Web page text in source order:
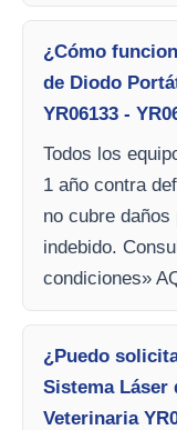
¿Cómo
de Diodo
YR06133 -
Todos los
1 año contra
no cubre
indebido.
condiciones»
¿Puedo
Sistema Láser
Veterinaria